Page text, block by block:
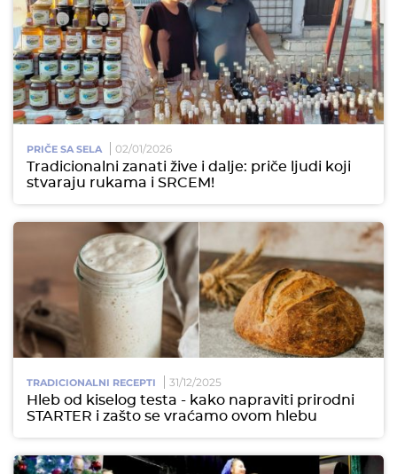
PRIČE SA SELA 02/01/2026
Tradicionalni zanati žive i dalje: priče ljudi koji
stvaraju rukama i SRCEM!
TRADICIONALNI RECEPTI 31/12/2025
Hleb od kiselog testa - kako napraviti prirodni
STARTER i zašto se vraćamo ovom hlebu